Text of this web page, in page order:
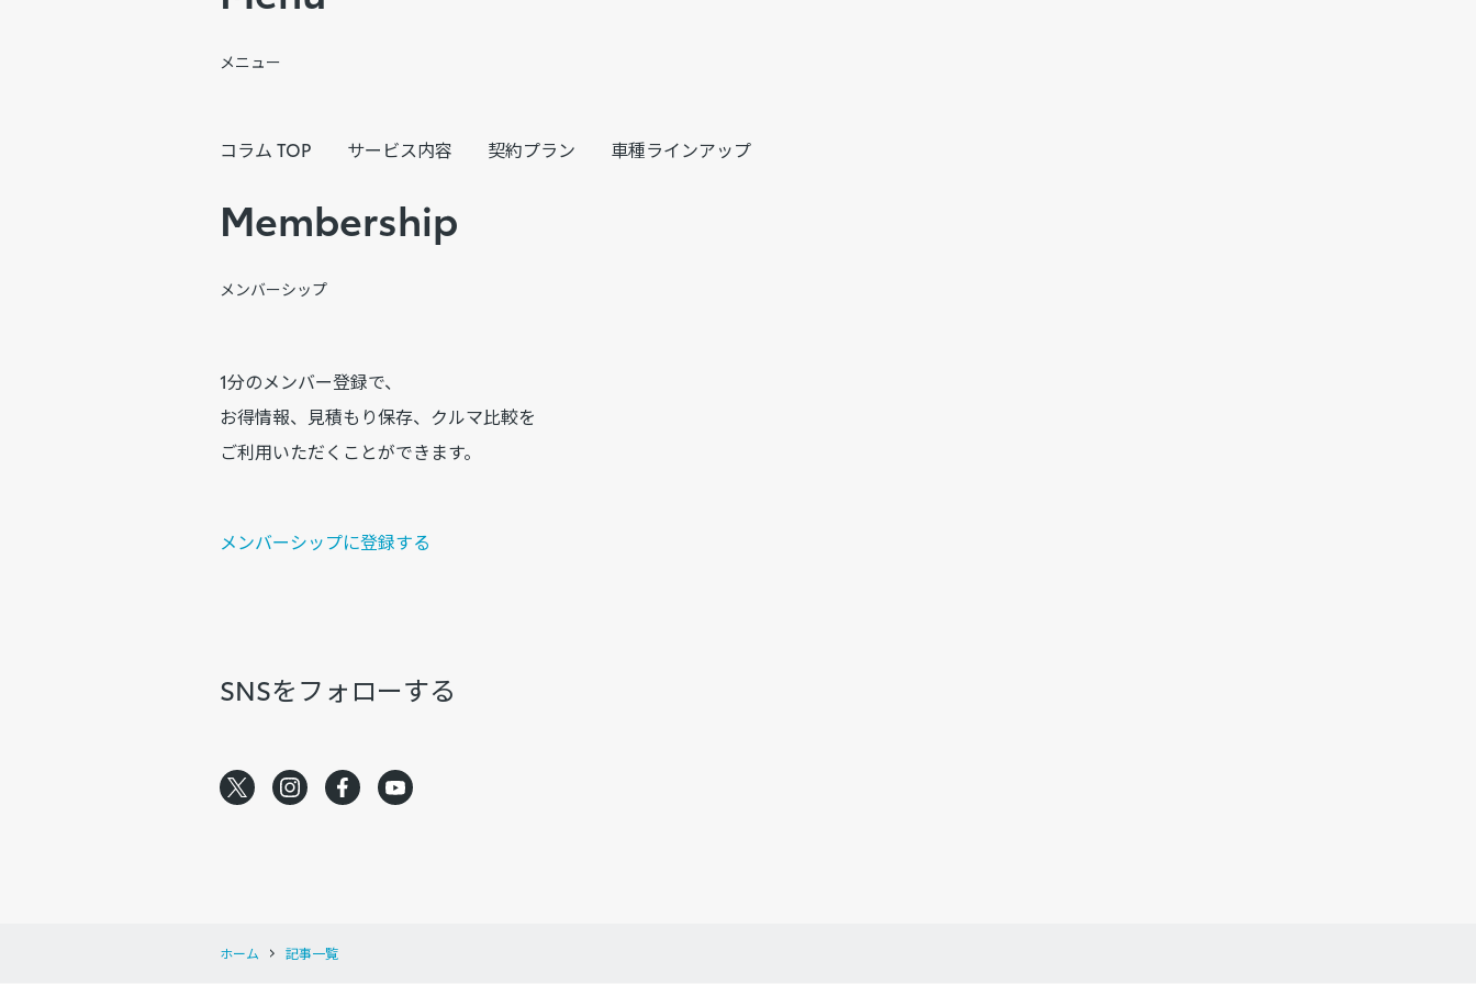
メニュー
コラム TOP サービス内容 契約プラン 車種ラインアップ
Membership
メンバーシップ
1分のメンバー登録で、
お得情報、見積もり保存、クルマ比較を
ご利用いただくことができます。
メンバーシップに登録する
SNSをフォローする
ホーム 記事一覧